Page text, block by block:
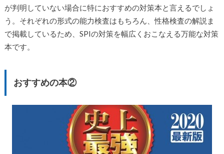
が判明していない場合に特におすすめの対策本と言えるでしょ
う。それぞれの形式の能力検査はもちろん、性格検査の解説ま
で掲載しているため、SPIの対策を幅広くおこなえる万能な対策
本です。
おすすめの本②